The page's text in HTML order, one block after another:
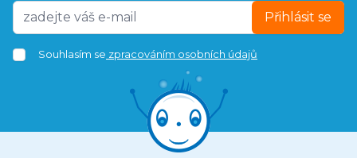
Přihlásit se
Souhlasím se zpracováním osobních údajů